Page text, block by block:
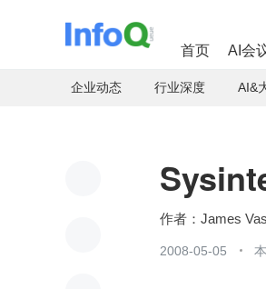
首页 AI会
企业动态 行业深度 AI&
James
2008-05-05